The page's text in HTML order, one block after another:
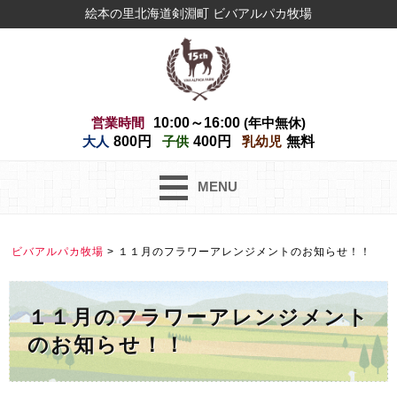
絵本の里北海道剣淵町 ビバアルパカ牧場
営業時間 10:00～16:00 (年中無休)
大人 800円 子供 400円 乳幼児 無料
MENU
ビバアルパカ牧場 > １１月のフラワーアレンジメントのお知らせ！！
１１月のフラワーアレンジメント
のお知らせ！！